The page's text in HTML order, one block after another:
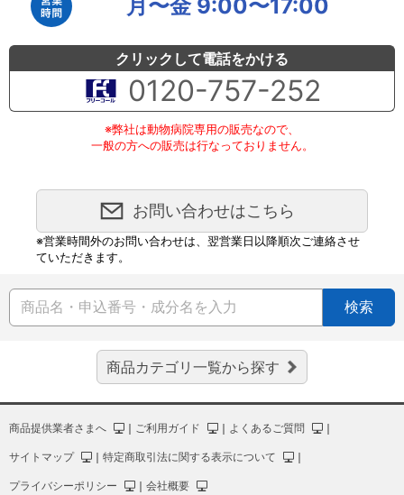
月〜金 9:00〜17:00
クリックして電話をかける
0120-757-252
※弊社は動物病院専用の販売なので、
一般の方への販売は行なっておりません。
お問い合わせはこちら
※営業時間外のお問い合わせは、翌営業日以降順次ご連絡させ
ていただきます。
検索
商品カテゴリ一覧から探す
商品提供業者さまへ ｜ ご利用ガイド ｜ よくあるご質問 ｜
サイトマップ ｜ 特定商取引法に関する表示について ｜
プライバシーポリシー ｜ 会社概要